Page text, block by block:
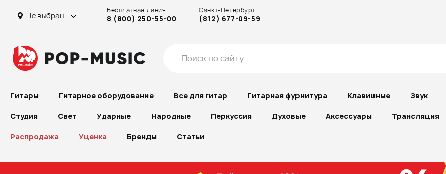
Не выбран
Бесплатная линия
8 (800) 250-55-00
Санкт-Петербург
(812) 677-09-59
Гитары Гитарное оборудование Все для гитар Гитарная фурнитура Клавишные Звук
Студия Свет Ударные Народные Перкуссия Духовые Аксессуары Трансляция
Распродажа Уценка Бренды Статьи